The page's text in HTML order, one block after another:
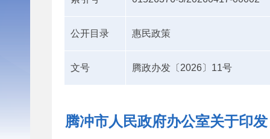
公开目录 惠民政策
文号 腾政办发〔2026〕11号
腾冲市人民政府办公室关于印